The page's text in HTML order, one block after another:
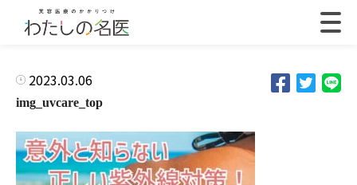
2023.03.06
img_uvcare_top